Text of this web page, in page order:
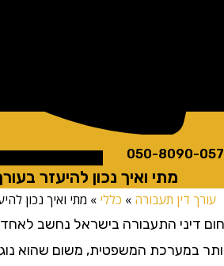
050-
מתי ואיך נכון להיעזר בעורך
דין תעבורה»כללי»מתי ואיך נכון להיעזר
התעבורה בישראל נחשב לאחד
המשפטית, משום שהוא נוגע